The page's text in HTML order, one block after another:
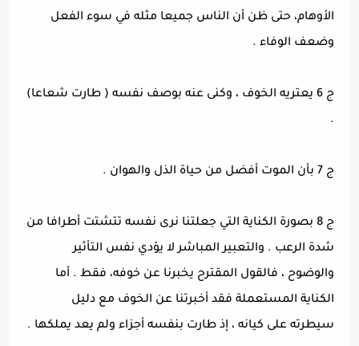
الأوهام، حتى ظن أن الناس جميعا مثله في سوء الفعل
وضعف الوفاء .
ج 6 يعتريه الخوف ، وكنى عنه بوصف نفسه ( طارت شعاعا)
.
ج 7 بأن الموت أفضل من حياة الذل والهوان .
ج 8 بصورة الكناية التي جعلتنا نرى نفسه تتشتت أطرافا من
شدة الرعب . والتعبير المباشر لا يؤدي نفس التأثير
والوضوح ، فالقول المقترح يخبرنا عن خوفه، فقط . أما
الكناية المستعملة فقد أخبرتنا عن الخوف مع دليل
سيطرته على كيانه ، إذ طارت بنفسه أجزاء ولم يعد يملكها .